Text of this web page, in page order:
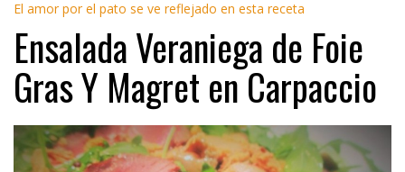
El amor por el pato se ve reflejado en esta receta
Ensalada Veraniega de Foie
Gras Y Magret en Carpaccio